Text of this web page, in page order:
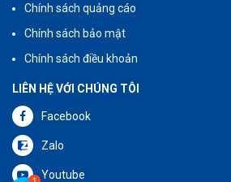
Chính sách quảng cáo
Chính sách bảo mật
Chính sách điều khoản
LIÊN HỆ VỚI CHÚNG TÔI
Facebook
Zalo
Youtube